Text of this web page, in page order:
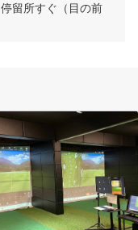
留所すぐ（目の前